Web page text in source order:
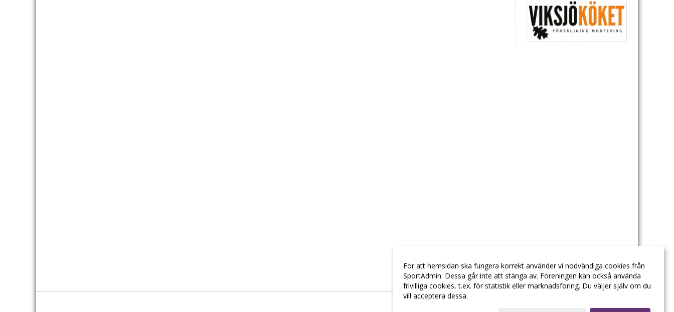
För att hemsidan ska fungera korrekt använder vi nödvändiga cookies från
SportAdmin. Dessa går inte att stänga av. Föreningen kan också använda
frivilliga cookies, t.ex. för statistik eller marknadsföring. Du väljer själv om du
vill acceptera dessa.